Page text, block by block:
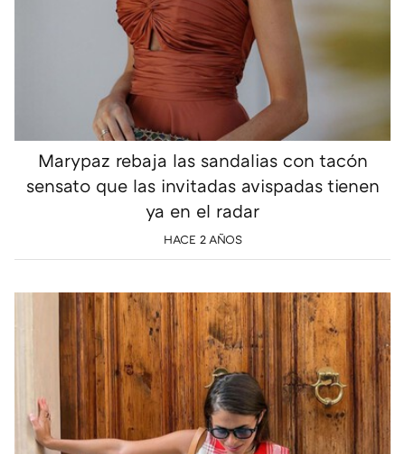
Marypaz rebaja las sandalias con tacón
sensato que las invitadas avispadas tienen
ya en el radar
HACE 2 AÑOS